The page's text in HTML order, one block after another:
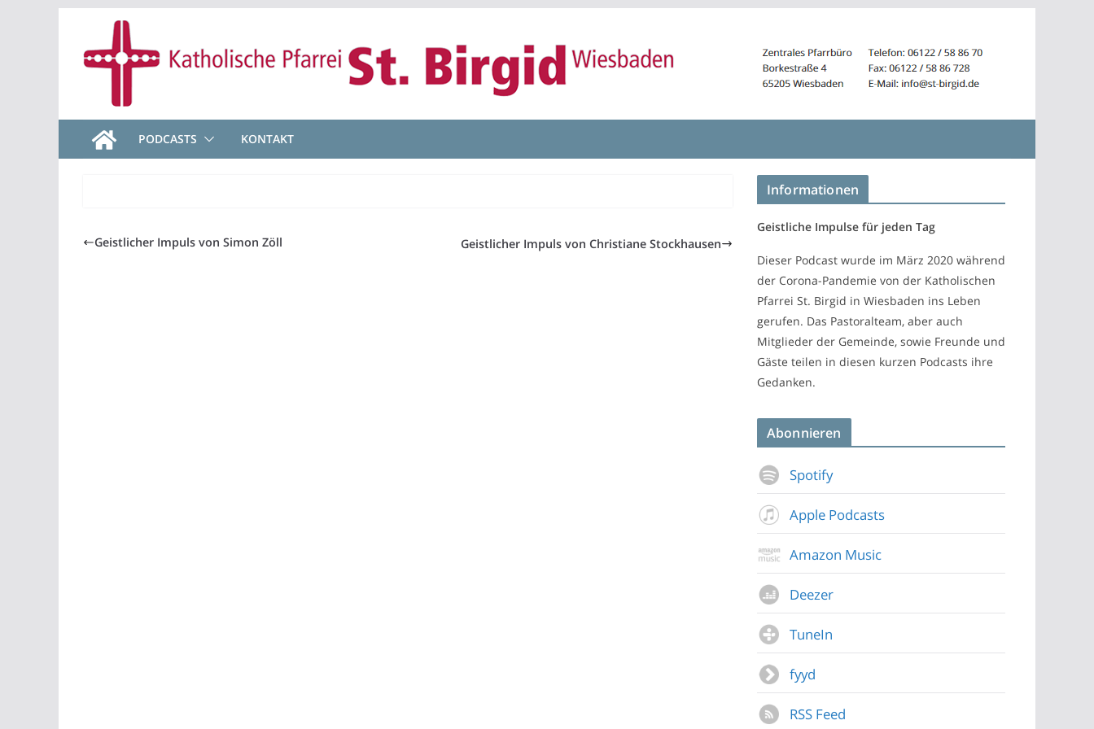
springen
PODCASTS KONTAKT
Geistlicher Impuls von Simon Zöll Geistlicher Impuls von Christiane Stockhausen
Informationen
Geistliche Impulse für jeden Tag
Dieser Podcast wurde im März 2020 während
der Corona-Pandemie von der Katholischen
Pfarrei St. Birgid in Wiesbaden ins Leben
gerufen. Das Pastoralteam, aber auch
Mitglieder der Gemeinde, sowie Freunde und
Gäste teilen in diesen kurzen Podcasts ihre
Gedanken.
Abonnieren
Spotify
Apple Podcasts
Amazon Music
Deezer
TuneIn
fyyd
RSS Feed